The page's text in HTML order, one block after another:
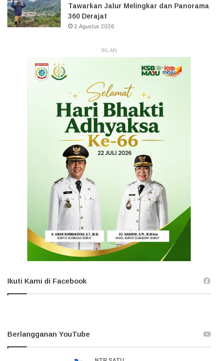
Tawarkan Jalur Melingkar dan Panorama
360 Derajat
2 Agustus 2026
IKLAN
Ikuti Kami di Facebook
Berlangganan YouTube